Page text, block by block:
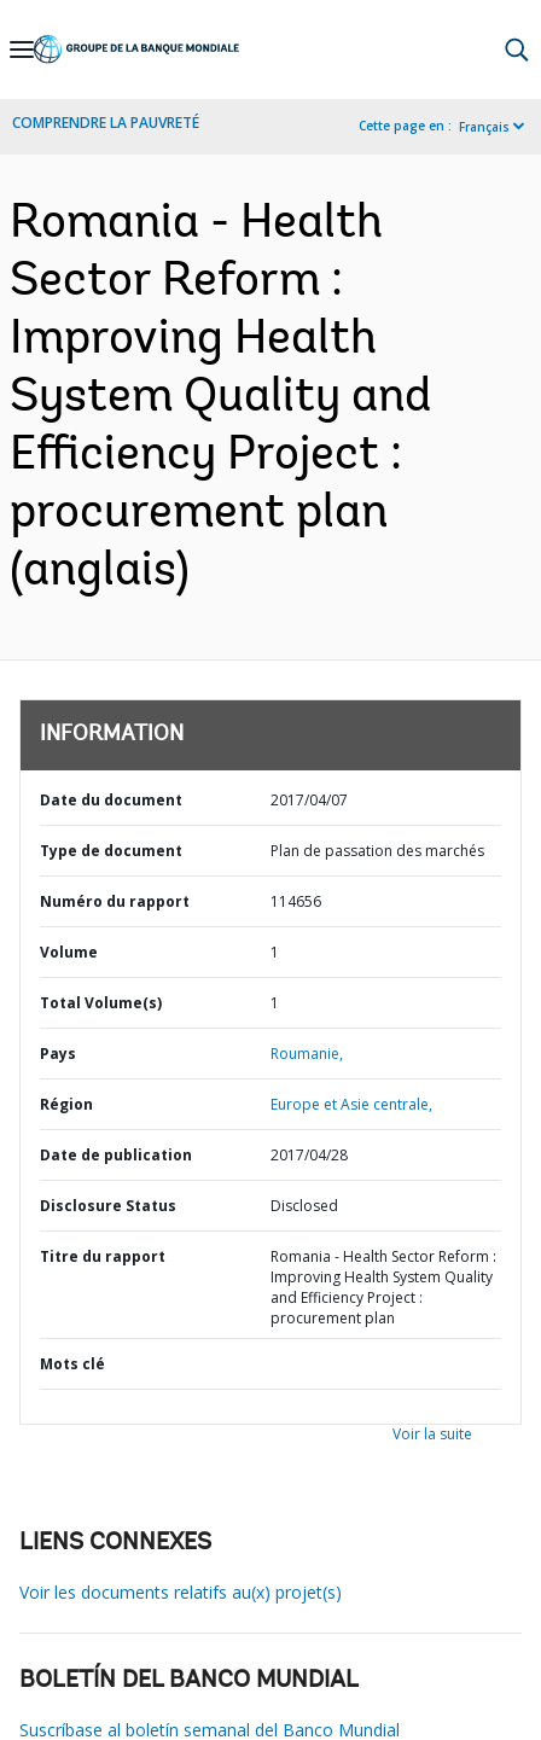
Skip
Navigation
COMPRENDRE LA PAUVRETÉ Cette page en : Français
Romania - Health
Sector Reform :
Improving Health
System Quality and
Efficiency Project :
procurement plan
(anglais)
INFORMATION
Date du document 2017/04/07
Type de document Plan de passation des marchés
Numéro du rapport 114656
Volume 1
Total Volume(s) 1
Pays Roumanie,
Région Europe et Asie centrale,
Date de publication 2017/04/28
Disclosure Status Disclosed
Titre du rapport
Romania - Health Sector Reform :
Improving Health System Quality
and Efficiency Project :
procurement plan
Mots clé
Voir la suite
LIENS CONNEXES
Voir les documents relatifs au(x) projet(s)
BOLETÍN DEL BANCO MUNDIAL
Suscríbase al boletín semanal del Banco Mundial